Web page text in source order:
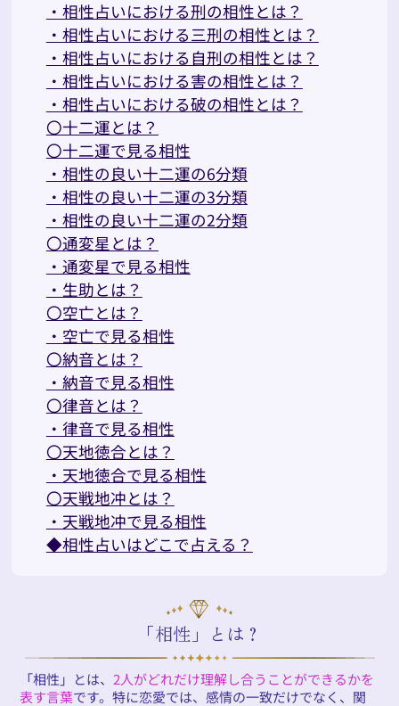
・相性占いにおける刑の相性とは？
・相性占いにおける三刑の相性とは？
・相性占いにおける自刑の相性とは？
・相性占いにおける害の相性とは？
・相性占いにおける破の相性とは？
〇十二運とは？
〇十二運で見る相性
・相性の良い十二運の6分類
・相性の良い十二運の3分類
・相性の良い十二運の2分類
〇通変星とは？
・通変星で見る相性
・生助とは？
〇空亡とは？
・空亡で見る相性
〇納音とは？
・納音で見る相性
〇律音とは？
・律音で見る相性
〇天地徳合とは？
・天地徳合で見る相性
〇天戦地冲とは？
・天戦地冲で見る相性
◆相性占いはどこで占える？
「相性」とは？
「相性」とは、2人がどれだけ理解し合うことができるかを
表す言葉です。特に恋愛では、感情の一致だけでなく、関